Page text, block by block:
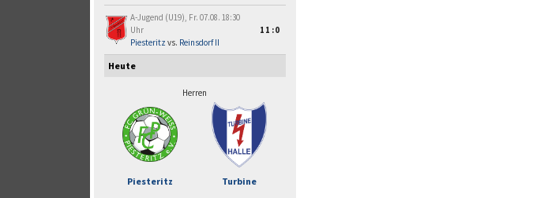
A-Jugend (U19), Fr. 07.08. 18:30
Uhr
Piesteritz vs. Reinsdorf II
11:0
Heute
Herren
Piesteritz Turbine